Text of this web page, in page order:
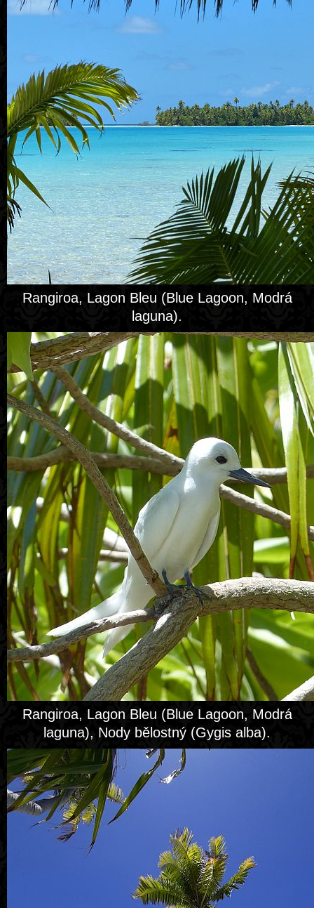
Rangiroa, Lagon Bleu (Blue Lagoon, Modrá
laguna).
Rangiroa, Lagon Bleu (Blue Lagoon, Modrá
laguna), Nody bělostný (Gygis alba).